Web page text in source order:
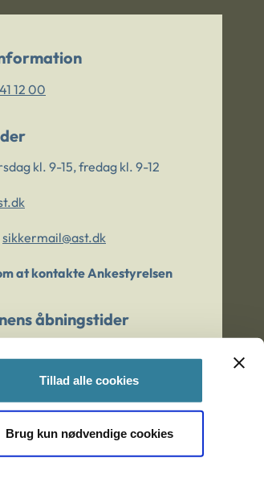
Tillad alle cookies
Brug kun nødvendige cookies
12 00
kl. 9-15, fredag kl. 9-12
sikkermail@ast.dk
at kontakte Ankestyrelsen
åbningstider
for et barn/en ung?